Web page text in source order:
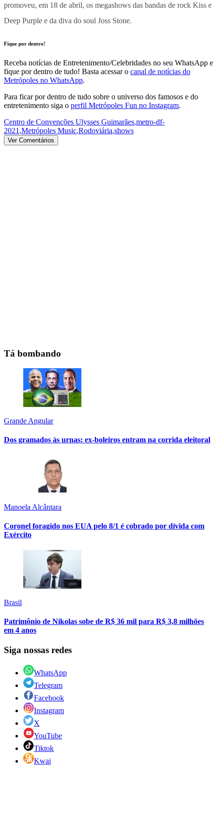
promoveu, em 18 de abril, os megashows das bandas de rock Kiss e
Deep Purple e da diva do soul Joss Stone.
Fique por dentro!
Receba notícias de Entretenimento/Celebridades no seu WhatsApp e
fique por dentro de tudo! Basta acessar o canal de notícias do
Metrópoles no WhatsApp.
Para ficar por dentro de tudo sobre o universo dos famosos e do
entretenimento siga o perfil Metrópoles Fun no Instagram.
Centro de Convenções Ulysses Guimarães,metro-df-
2021 ,Metrópoles Music,Rodoviária,shows
Ver Comentários
Tá bombando
Grande Angular
Dos gramados às urnas: ex-boleiros entram na corrida eleitoral
Manoela Alcântara
Coronel foragido nos EUA pelo 8/1 é cobrado por dívida com
Exército
Brasil
Patrimônio de Nikolas sobe de R$ 36 mil para R$ 3,8 milhões
em 4 anos
Siga nossas redes
WhatsApp
Telegram
Facebook
Instagram
X
YouTube
Tiktok
Kwai